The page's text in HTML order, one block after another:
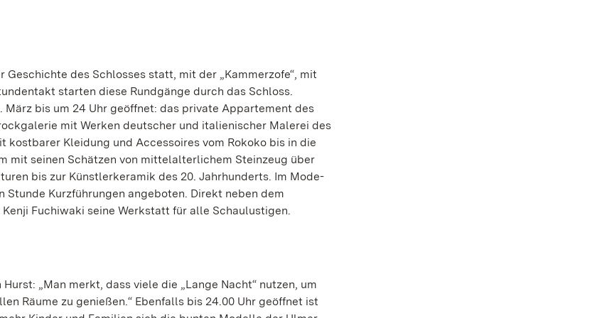
Geschichte des Schlosses statt, mit der „Kammerzofe“, mit
starten diese Rundgänge durch das Schloss.
bis um 24 Uhr geöffnet: das private Appartement des
mit Werken deutscher und italienischer Malerei des
kostbarer Kleidung und Accessoires vom Rokoko bis in die
mit seinen Schätzen von mittelalterlichem Steinzeug über
bis zur Künstlerkeramik des 20. Jahrhunderts. Im Mode-
Stunde Kurzführungen angeboten. Direkt neben dem
Fuchiwaki seine Werkstatt für alle Schaulustigen.
„Man merkt, dass viele die „Lange Nacht“ nutzen, um
Räume zu genießen.“ Ebenfalls bis 24.00 Uhr geöffnet ist